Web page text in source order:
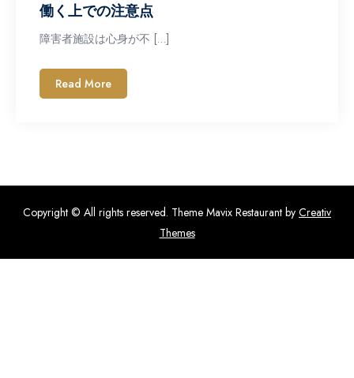
働く上での注意点
障害者施設は心身が不 […]
Read More
Copyright © All rights reserved. Theme Mavix Restaurant by Creativ
Themes